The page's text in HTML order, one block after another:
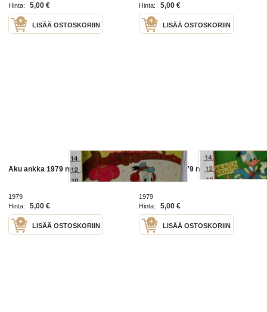
Hinta:
5,00 €
LISÄÄ OSTOSKORIIN
Hinta:
5,00 €
LISÄÄ OSTOSKORIIN
Aku ankka 1979 nr 4
1979
Hinta:
5,00 €
LISÄÄ OSTOSKORIIN
Aku ankka 1979 nr13
1979
Hinta:
5,00 €
LISÄÄ OSTOSKORIIN